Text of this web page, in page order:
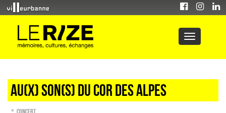
Au(x) son(s) du cor des Alpes